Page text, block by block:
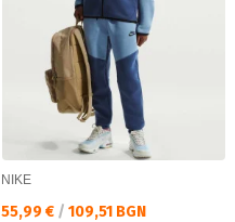
NIKE
Текуща цена:
55,99 € / 109,51 BGN